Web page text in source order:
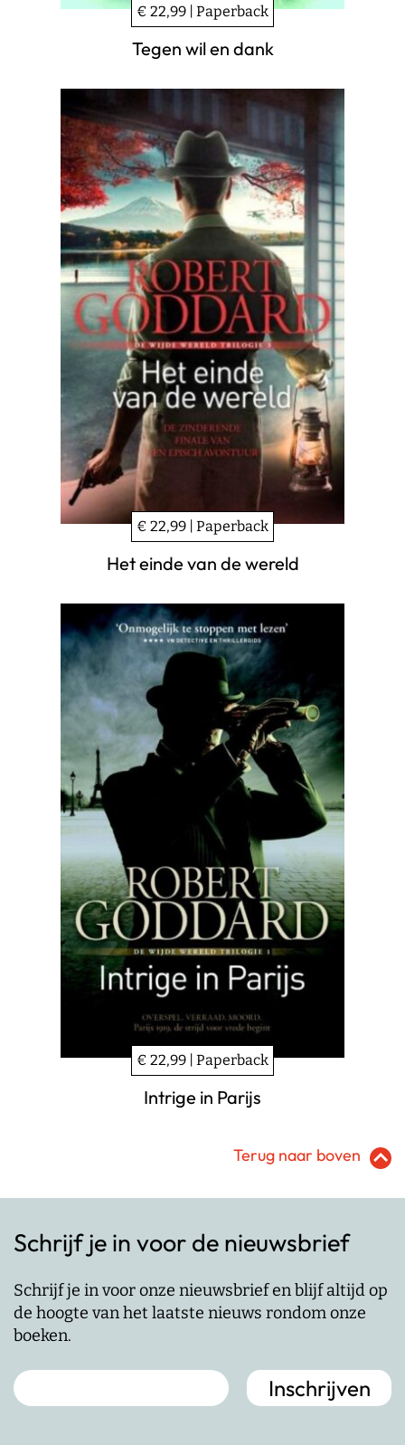
€ 22,99 | Paperback
Tegen wil en dank
€ 22,99 | Paperback
Het einde van de wereld
€ 22,99 | Paperback
Intrige in Parijs
Terug naar boven
Schrijf je in voor de nieuwsbrief
Schrijf je in voor onze nieuwsbrief en blijf altijd op
de hoogte van het laatste nieuws rondom onze
boeken.